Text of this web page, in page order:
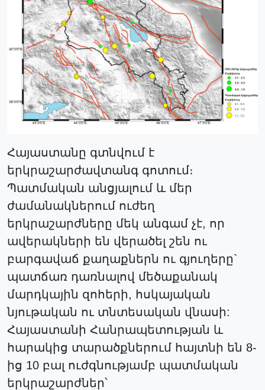
Հայաստանը գտնվում է
երկրաշարժավտանգ գոտում։
Պատմական անցյալում և մեր
ժամանակներում ուժեղ
երկրաշարժները մեկ անգամ չէ, որ
ավերակների են վերածել շեն ու
բարգավաճ քաղաքներն ու գյուղերը`
պատճառ դառնալով մեծաքանակ
մարդկային զոհերի, հսկայական
նյութական ու տնտեսական վնասի:
Հայաստանի Հանրապետության և
հարակից տարածքներում հայտնի են 8-
ից 10 բալ ուժգնությամբ պատմական
երկրաշարժներ՝